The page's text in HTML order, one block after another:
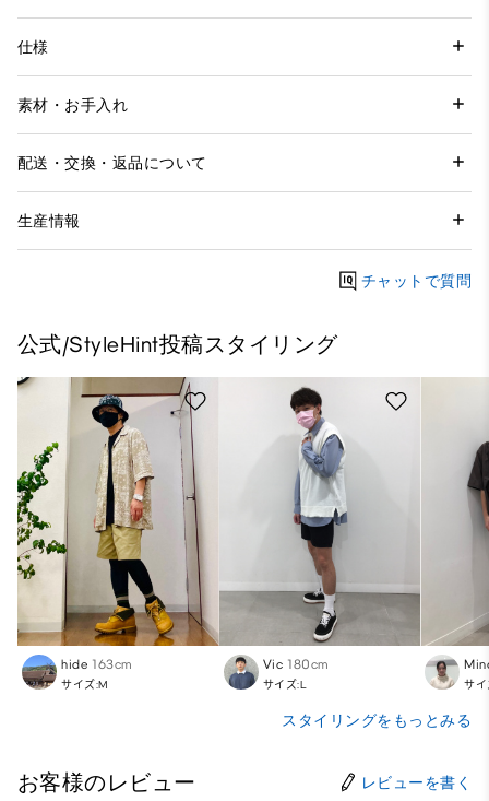
仕様
素材・お手入れ
配送・交換・返品について
生産情報
チャットで質問
公式/StyleHint投稿スタイリング
hide 163cm
サイズ:M
Vic 180cm
サイズ:L サイ
スタイリングをもっとみる
お客様のレビュー レビューを書く